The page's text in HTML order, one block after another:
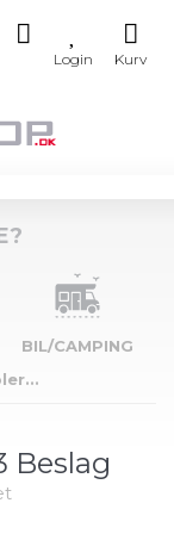
BIL/CAMPING
Beslag